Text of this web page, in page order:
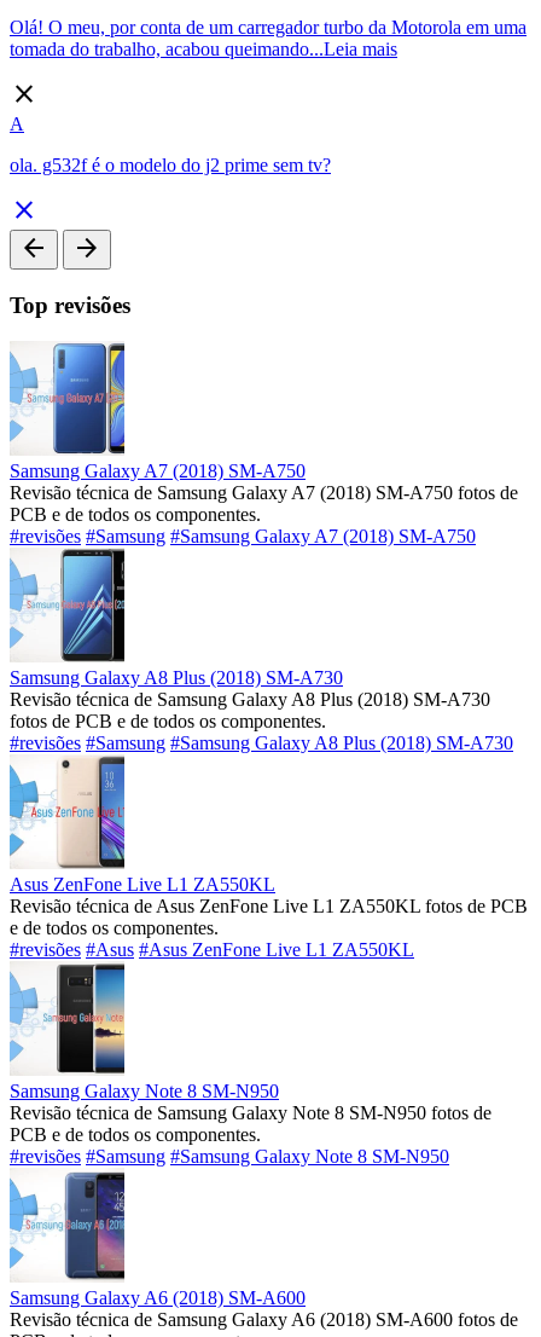
Olá! O meu, por conta de um carregador turbo da Motorola em uma
tomada do trabalho, acabou queimando...Leia mais
close
A
ola. g532f é o modelo do j2 prime sem tv?
close
arrow_back
arrow_forward
Top revisões
Samsung Galaxy A7 (2018) SM-A750
Revisão técnica de Samsung Galaxy A7 (2018) SM-A750 fotos de
PCB e de todos os componentes.
#revisões #Samsung #Samsung Galaxy A7 (2018) SM-A750
Samsung Galaxy A8 Plus (2018) SM-A730
Revisão técnica de Samsung Galaxy A8 Plus (2018) SM-A730
fotos de PCB e de todos os componentes.
#revisões #Samsung #Samsung Galaxy A8 Plus (2018) SM-A730
Asus ZenFone Live L1 ZA550KL
Revisão técnica de Asus ZenFone Live L1 ZA550KL fotos de PCB
e de todos os componentes.
#revisões #Asus #Asus ZenFone Live L1 ZA550KL
Samsung Galaxy Note 8 SM-N950
Revisão técnica de Samsung Galaxy Note 8 SM-N950 fotos de
PCB e de todos os componentes.
#revisões #Samsung #Samsung Galaxy Note 8 SM-N950
Samsung Galaxy A6 (2018) SM-A600
Revisão técnica de Samsung Galaxy A6 (2018) SM-A600 fotos de